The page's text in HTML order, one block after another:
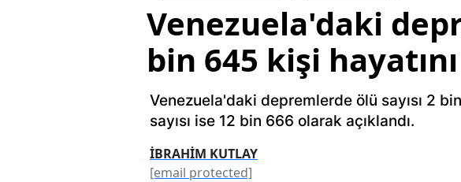
Venezuela'daki
bin 645 kişi
Venezuela'daki depremlerde ölü sayısı 2
sayısı ise 12 bin 666 olarak açıklandı.
İBRAHİM KUTLAY
[email protected]